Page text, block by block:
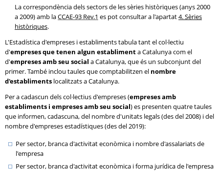
La correspondència dels sectors de les sèries històriques (anys 2000
a 2009) amb laCCAE-93 Rev.1 es pot consultar a l'apartat4. Sèries
històriques.
L'Estadística d'empreses i establiments tabula tant el col·lectiu
d'empreses que tenen algun establimenta Catalunya com el
d'empreses amb seu social a Catalunya, que és un subconjunt del
primer. També inclou taules que comptabilitzen el nombre
d'establiments localitzats a Catalunya.
Per a cadascun dels col·lectius d'empreses (empreses amb
establiments i empreses amb seu social) es presenten quatre taules
que informen, cadascuna, del nombre d'unitats legals (des del 2008) i del
nombre d'empreses estadístiques (des del 2019):
Per sector, branca d'activitat econòmica i nombre d'assalariats de
l'empresa
Per sector, branca d'activitat econòmica i forma jurídica de l'empresa